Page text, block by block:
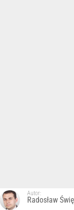
Autor:
Radosław